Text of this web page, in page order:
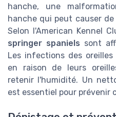
hanche, une
hanche qui peut causer
Selon l'American Kennel
springer spaniels sont
Les infections des
en raison de leurs
retenir l'humidité. Un
est essentiel pour prévenir